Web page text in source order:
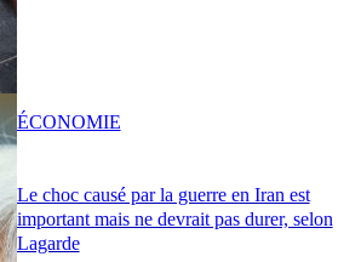
Le choc causé par la guerre en Iran est
important mais ne devrait pas durer, selon
Lagarde
ÉCONOMIE